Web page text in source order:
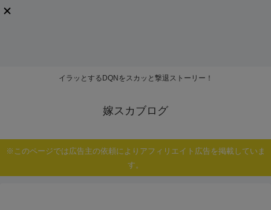
イラッとするDQNをスカッと撃退ストーリー！
嫁スカブログ
※このページでは広告主の依頼によりアフィリエイト広告を掲載していま
す。